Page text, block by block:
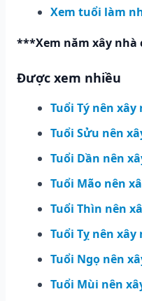
Xem tuổi làm
***Xem năm xây
Được xem nhiều
Tuổi Tý nên
Tuổi Sửu nên
Tuổi Dần nên
Tuổi Mão nên
Tuổi Thìn nên
Tuổi Tỵ nên
Tuổi Ngọ nên
Tuổi Mùi nên